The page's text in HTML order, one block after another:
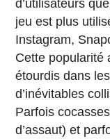
d’utilisateurs
jeu est plus
Instagram,
Cette popularité
étourdis dans
d’inévitables
Parfois
d’assaut) et